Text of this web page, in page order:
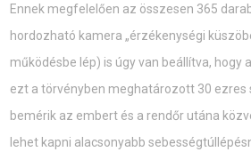
Ennek megfelelően az összesen 365
hordozható kamera „érzékenységi
működésbe lép) is úgy van beállítva, hogy
ezt a törvényben meghatározott 30 ezres
bemérik az embert és a rendőr utána
lehet kapni alacsonyabb